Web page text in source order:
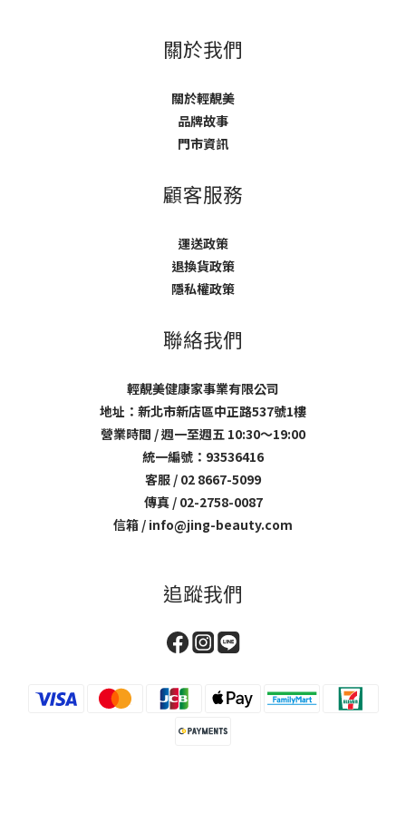
關於我們
關於輕靚美
品牌故事
門市資訊
顧客服務
運送政策
退換貨政策
隱私權政策
聯絡我們
輕靚美健康家事業有限公司
地址：新北市新店區中正路537號1樓
營業時間 / 週一至週五 10:30～19:00
統一編號：93536416
客服 / 02 8667-5099
傳真 / 02-2758-0087
信箱 / info@jing-beauty.com
追蹤我們